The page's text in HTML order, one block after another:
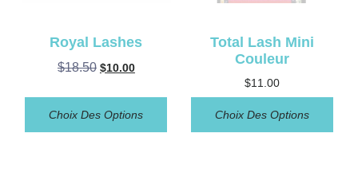
Royal Lashes
$18.50 $10.00
Choix Des Options
Total Lash Mini
Couleur
$11.00
Choix Des Options